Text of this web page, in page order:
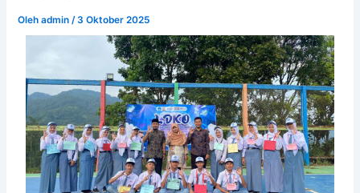
Olehadmin/3 Oktober 2025